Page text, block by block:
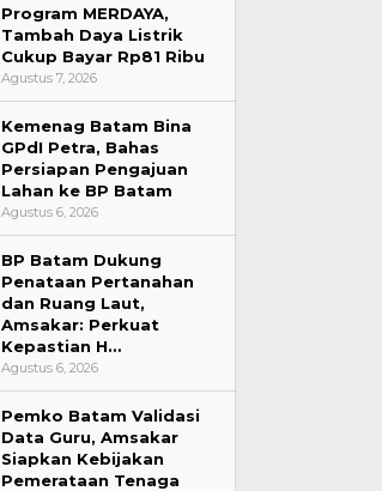
Program MERDAYA,
Tambah Daya Listrik
Cukup Bayar Rp81 Ribu
Agustus 7, 2026
Kemenag Batam Bina
GPdI Petra, Bahas
Persiapan Pengajuan
Lahan ke BP Batam
Agustus 6, 2026
BP Batam Dukung
Penataan Pertanahan
dan Ruang Laut,
Amsakar: Perkuat
Kepastian H…
Agustus 6, 2026
Pemko Batam Validasi
Data Guru, Amsakar
Siapkan Kebijakan
Pemerataan Tenaga